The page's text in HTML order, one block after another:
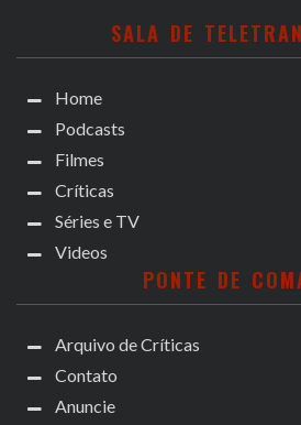
SALA DE
Home
Podcasts
Filmes
Críticas
Séries e TV
Videos
PONTE DE
Arquivo de Críticas
Contato
Anuncie